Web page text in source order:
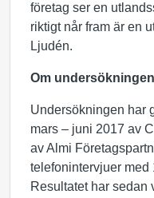
företag ser en
riktigt når fram är en
Ljudén.
Om undersökningen
Undersökningen har
mars – juni 2017 av
av Almi
telefonintervjuer med
Resultatet har sedan